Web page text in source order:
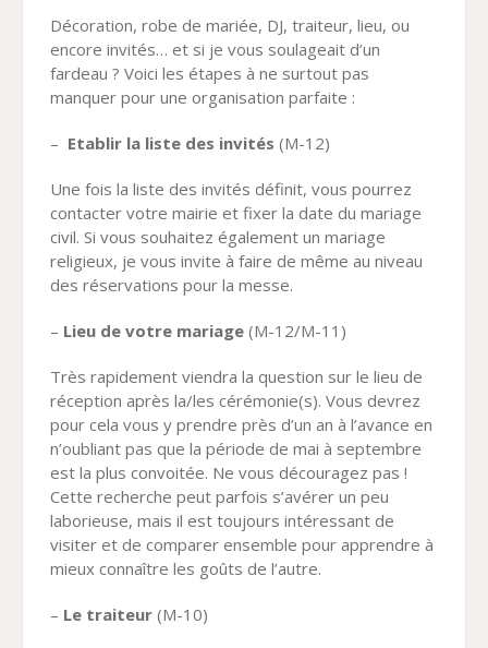
Décoration, robe de mariée, DJ, traiteur, lieu, ou
encore invités… et si je vous soulageait d’un
fardeau ? Voici les étapes à ne surtout pas
manquer pour une organisation parfaite :
– Etablir la liste des invités (M-12)
Une fois la liste des invités définit, vous pourrez
contacter votre mairie et fixer la date du mariage
civil. Si vous souhaitez également un mariage
religieux, je vous invite à faire de même au niveau
des réservations pour la messe.
– Lieu de votre mariage (M-12/M-11)
Très rapidement viendra la question sur le lieu de
réception après la/les cérémonie(s). Vous devrez
pour cela vous y prendre près d’un an à l’avance en
n’oubliant pas que la période de mai à septembre
est la plus convoitée. Ne vous découragez pas !
Cette recherche peut parfois s’avérer un peu
laborieuse, mais il est toujours intéressant de
visiter et de comparer ensemble pour apprendre à
mieux connaître les goûts de l’autre.
– Le traiteur (M-10)